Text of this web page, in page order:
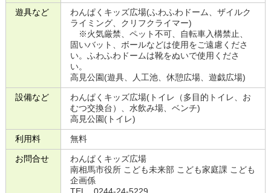
遊具など
わんぱくキッズ広場(ふわふわドーム、ザイルク
ライミング、クリフクライマー)
※火気厳禁、ペット不可、自転車入構禁止、
固いバット、ボールなどは使用をご遠慮くださ
い。ふわふわドームは靴をぬいで使用くださ
い。
高見公園(遊具、人工池、休憩広場、遊戯広場)
設備など
わんぱくキッズ広場(トイレ（多目的トイレ、お
むつ交換台）、水飲み場、ベンチ)
高見公園(トイレ)
利用料 無料
お問合せ
わんぱくキッズ広場
南相馬市役所 こども未来部 こども家庭課 こども
企画係